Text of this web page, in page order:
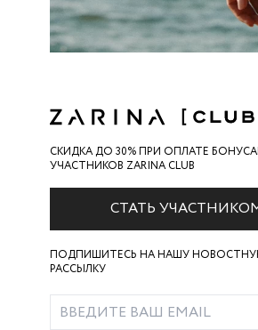
СКИДКА ДО 30% ПРИ ОПЛАТЕ
УЧАСТНИКОВ ZARINA CLUB
СТАТЬ
ПОДПИШИТЕСЬ НА НАШУ
РАССЫЛКУ